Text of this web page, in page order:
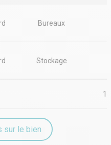
Bureaux
Stockage
1
sur le bien